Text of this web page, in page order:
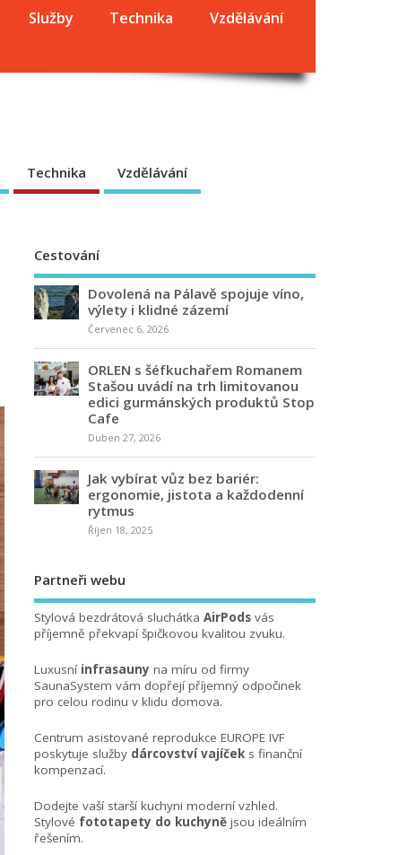
Služby Technika
Vzdělávání
Technika Vzdělávání
Cestování
Dovolená na Pálavě spojuje víno,
výlety i klidné zázemí
Červenec 6, 2026
ORLEN s šéfkuchařem Romanem
Stašou uvádí na trh limitovanou
edici gurmánských produktů Stop
Cafe
Duben 27, 2026
Jak vybírat vůz bez bariér:
ergonomie, jistota a každodenní
rytmus
Říjen 18, 2025
Partneři webu
Stylová bezdrátová sluchátkaAirPods vás
příjemně překvapí špičkovou kvalitou zvuku.
Luxusní infrasauny na míru od firmy
SaunaSystem vám dopřejí příjemný odpočinek
pro celou rodinu v klidu domova.
Centrum asistované reprodukce EUROPE IVF
poskytuje služby dárcovství vajíček s finanční
kompenzací.
Dodejte vaší starší kuchyni moderní vzhled.
Stylové fototapety do kuchyně jsou ideálním
řešením.